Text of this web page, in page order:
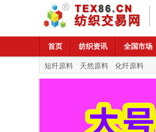
首页 纺织资讯 全国市场
短纤原料 天然原料 化纤原料